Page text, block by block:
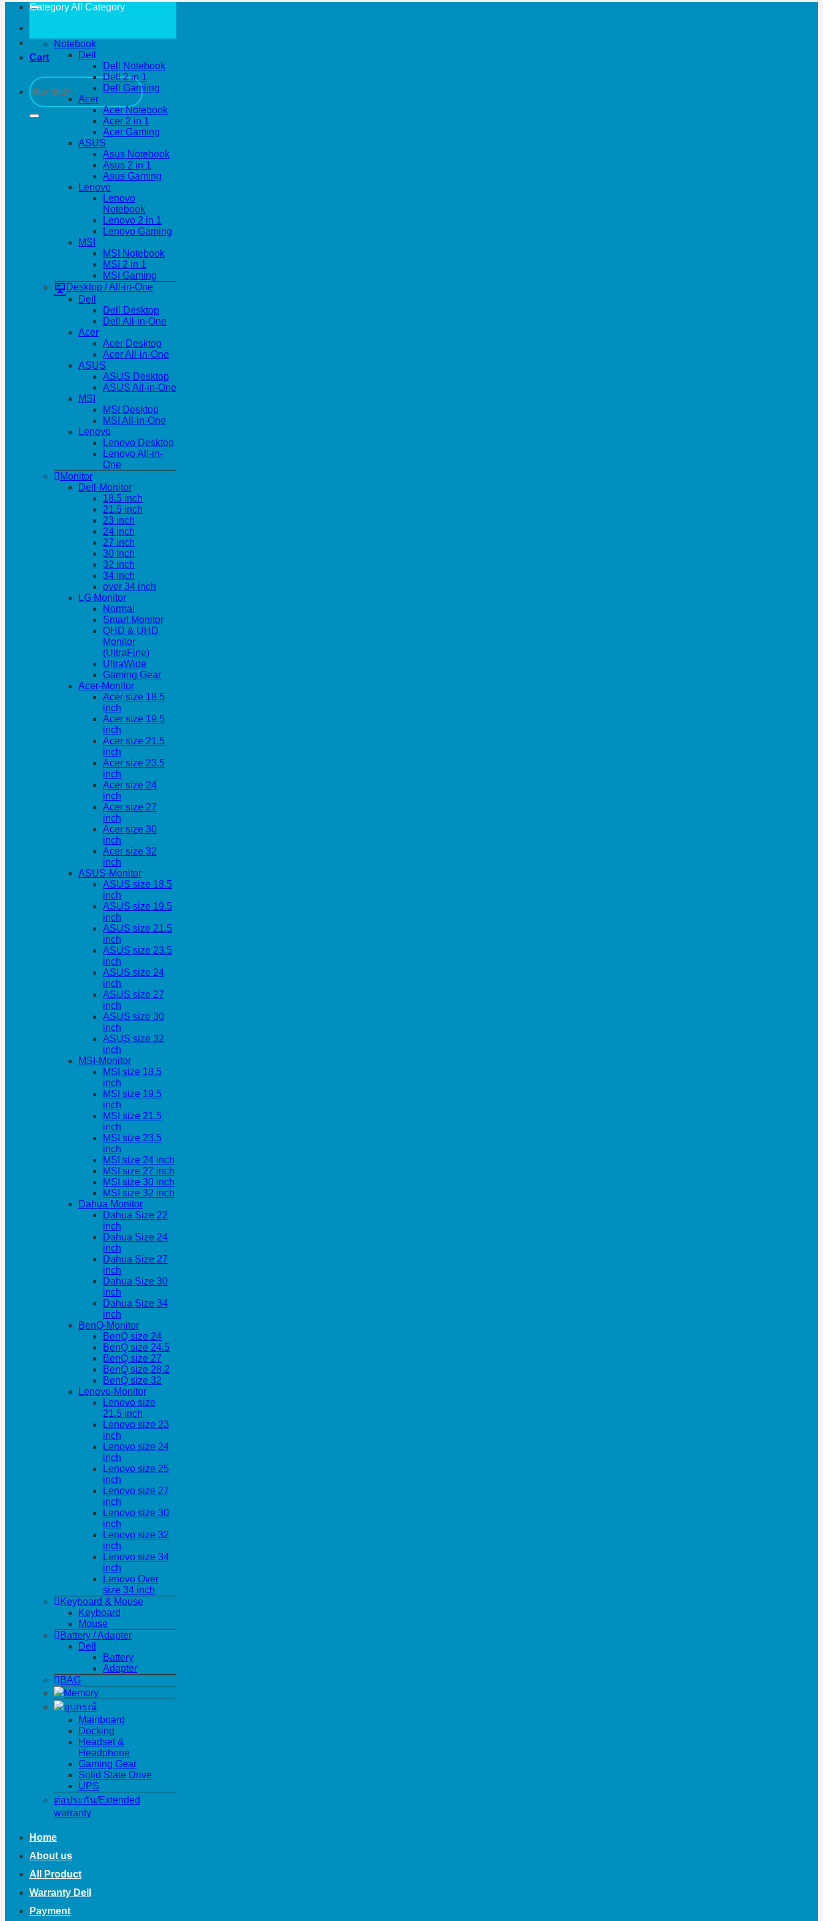
Cart
Search
for:
Category All Category
Notebook
Dell
Dell Notebook
Dell 2 in 1
Dell Gamiing
Acer
Acer Notebook
Acer 2 in 1
Acer Gaming
ASUS
Asus Notebook
Asus 2 in 1
Asus Gaming
Lenovo
Lenovo
Notebook
Lenovo 2 in 1
Lenovo Gaming
MSI
MSI Notebook
MSI 2 in 1
MSI Gaming
Desktop / All-in-One
Dell
Dell Desktop
Dell All-in-One
Acer
Acer Desktop
Acer All-in-One
ASUS
ASUS Desktop
ASUS All-in-One
MSI
MSI Desktop
MSI All-in-One
Lenovo
Lenovo Desktop
Lenovo All-in-
One
Monitor
Dell-Monitor
18.5 inch
21.5 inch
23 inch
24 inch
27 inch
30 inch
32 inch
34 inch
over 34 inch
LG Monitor
Normal
Smart Monitor
QHD & UHD
Monitor
(UltraFine)
UltraWide
Gaming Gear
Acer-Monitor
Acer size 18.5
inch
Acer size 19.5
inch
Acer size 21.5
inch
Acer size 23.5
inch
Acer size 24
inch
Acer size 27
inch
Acer size 30
inch
Acer size 32
inch
ASUS-Monitor
ASUS size 18.5
inch
ASUS size 19.5
inch
ASUS size 21.5
inch
ASUS size 23.5
inch
ASUS size 24
inch
ASUS size 27
inch
ASUS size 30
inch
ASUS size 32
inch
MSI-Monitor
MSI size 18.5
inch
MSI size 19.5
inch
MSI size 21.5
inch
MSI size 23.5
inch
MSI size 24 inch
MSI size 27 inch
MSI size 30 inch
MSI size 32 inch
Dahua Monitor
Dahua Size 22
inch
Dahua Size 24
inch
Dahua Size 27
inch
Dahua Size 30
inch
Dahua Size 34
inch
BenQ-Monitor
BenQ size 24
BenQ size 24.5
BenQ size 27
BenQ size 28.2
BenQ size 32
Lenovo-Monitor
Lenovo size
21.5 inch
Lenovo size 23
inch
Lenovo size 24
inch
Lenovo size 25
inch
Lenovo size 27
inch
Lenovo size 30
inch
Lenovo size 32
inch
Lenovo size 34
inch
Lenovo Over
size 34 inch
Keyboard & Mouse
Keyboard
Mouse
Battery / Adapter
Dell
Battery
Adapter
BAG
Memory
อุปกรณ์
Mainboard
Docking
Headset &
Headphone
Gaming Gear
Solid State Drive
UPS
ต่อประกัน/Extended
warranty
Home
About us
All Product
Warranty Dell
Payment